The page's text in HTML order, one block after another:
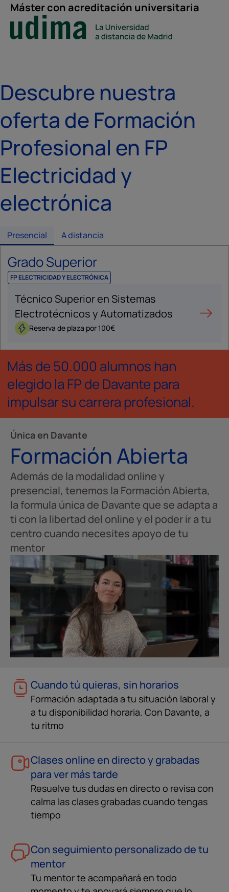
Máster con acreditación universitaria
Descubre nuestra
oferta de Formación
Profesional en FP
Electricidad y
electrónica
Presencial A distancia
Grado Superior
FP ELECTRICIDAD Y ELECTRÓNICA
Técnico Superior en Sistemas
Electrotécnicos y Automatizados
Reserva de plaza por 100€
Más de 50.000 alumnos han
elegido la FP de Davante para
impulsar su carrera profesional.
Única en Davante
Formación Abierta
Además de la modalidad online y
presencial, tenemos la Formación Abierta,
la formula única de Davante que se adapta a
ti con la libertad del online y el poder ir a tu
centro cuando necesites apoyo de tu
mentor
Cuando tú quieras, sin horarios
Formación adaptada a tu situación laboral y
a tu disponibilidad horaria. Con Davante, a
tu ritmo
Clases online en directo y grabadas
para ver más tarde
Resuelve tus dudas en directo o revisa con
calma las clases grabadas cuando tengas
tiempo
Con seguimiento personalizado de tu
mentor
Tu mentor te acompañará en todo